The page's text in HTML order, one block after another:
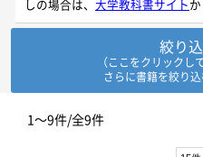
スペイン語
ヨーロッパ諸語
しの場合は、 大学教科書サイト
絞り
（ここをクリックし
さらに書籍を絞り
書名・著者名などの各
情報を入力、選択後検
1～9件/全9件